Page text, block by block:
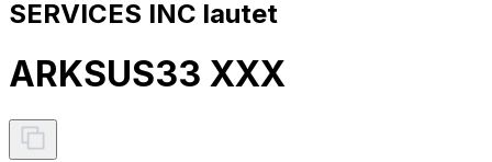
SERVICES INC lautet
ARKSUS33 XXX